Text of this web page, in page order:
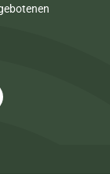
ebotenen